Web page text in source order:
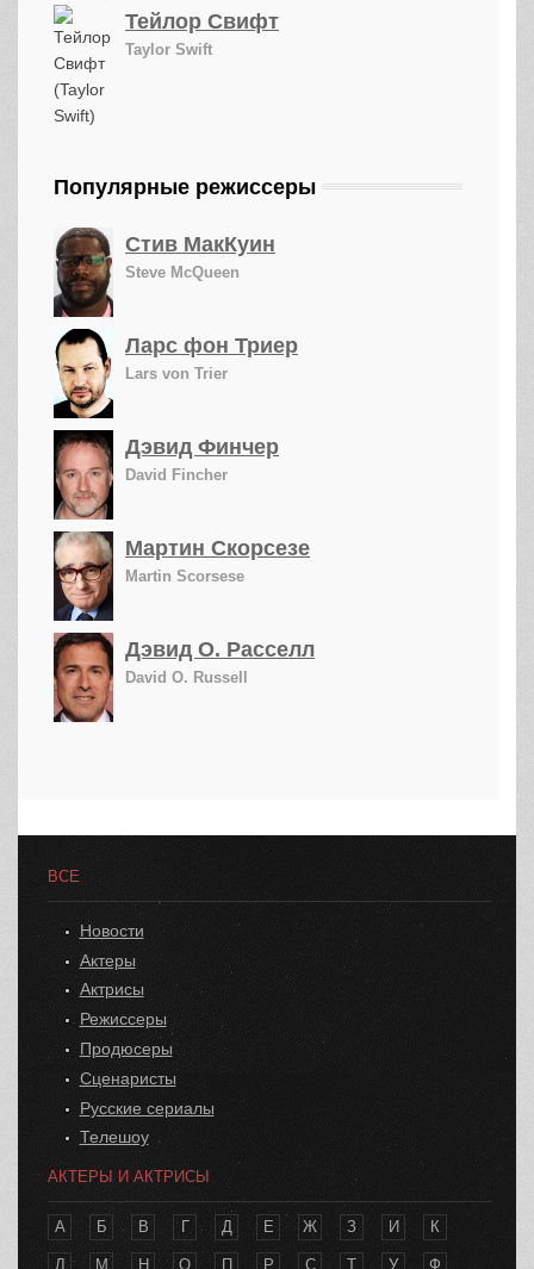
Тейлор Свифт
Taylor Swift
Популярные режиссеры
Стив МакКуин
Steve McQueen
Ларс фон Триер
Lars von Trier
Дэвид Финчер
David Fincher
Мартин Скорсезе
Martin Scorsese
Дэвид О. Расселл
David O. Russell
ВСЕ
Новости
Актеры
Актрисы
Режиссеры
Продюсеры
Сценаристы
Русские сериалы
Телешоу
АКТЕРЫ И АКТРИСЫ
А Б В Г Д Е Ж З И К
Л М Н О П Р С Т У Ф